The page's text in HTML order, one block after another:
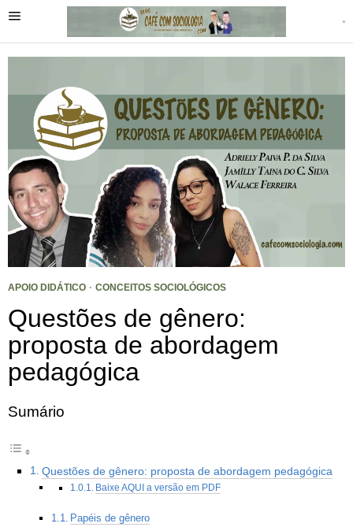
APOIO DIDÁTICO · CONCEITOS SOCIOLÓGICOS
Questões de gênero:
proposta de abordagem
pedagógica
Sumário
Questões de gênero: proposta de abordagem pedagógica
Baixe AQUI a versão em PDF
Papéis de gênero